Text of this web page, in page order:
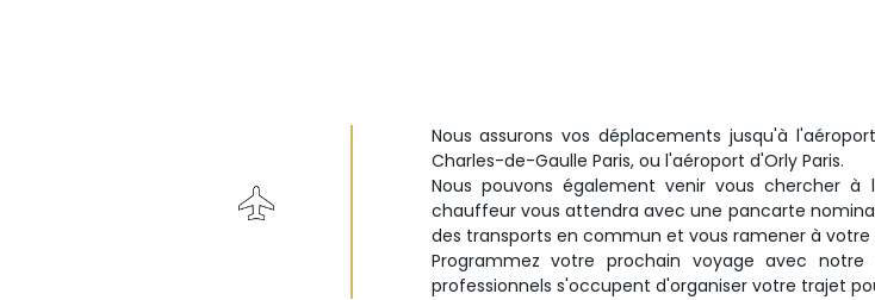
Nous assurons vos déplacements jusqu'à
Charles-de-Gaulle Paris, ou l'aéroport d'Orly Paris.
Nous pouvons également venir vous chercher
chauffeur vous attendra avec une pancarte
des transports en commun et vous ramener à votre
Programmez votre prochain voyage avec
professionnels s'occupent d'organiser votre trajet